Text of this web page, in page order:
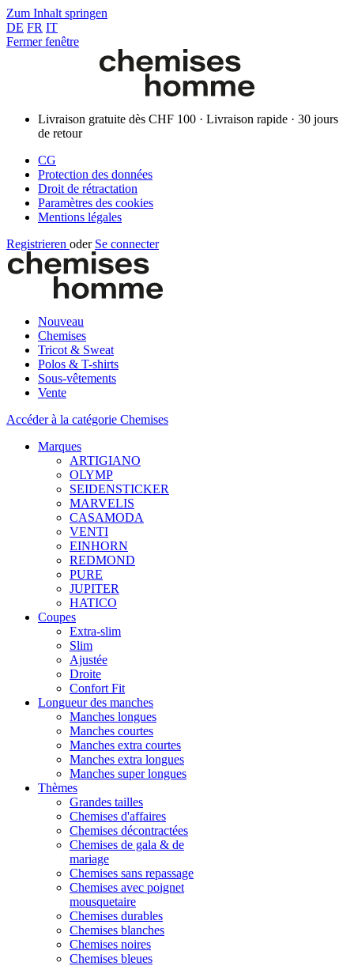
Zum Inhalt springen
DE FR IT
Fermer fenêtre
Livraison gratuite dès CHF 100 · Livraison rapide · 30 jours
de retour
CG
Protection des données
Droit de rétractation
Paramètres des cookies
Mentions légales
Registrieren oder Se connecter
Nouveau
Chemises
Tricot & Sweat
Polos & T-shirts
Sous-vêtements
Vente
Accéder à la catégorie Chemises
Marques
ARTIGIANO
OLYMP
SEIDENSTICKER
MARVELIS
CASAMODA
VENTI
EINHORN
REDMOND
PURE
JUPITER
HATICO
Coupes
Extra-slim
Slim
Ajustée
Droite
Confort Fit
Longueur des manches
Manches longues
Manches courtes
Manches extra courtes
Manches extra longues
Manches super longues
Thèmes
Grandes tailles
Chemises d'affaires
Chemises décontractées
Chemises de gala & de
mariage
Chemises sans repassage
Chemises avec poignet
mousquetaire
Chemises durables
Chemises blanches
Chemises noires
Chemises bleues